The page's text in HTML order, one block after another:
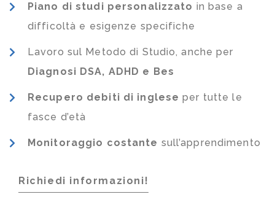
Piano di studi personalizzato in base a
difficoltà e esigenze specifiche
Lavoro sul Metodo di Studio, anche per
Diagnosi DSA, ADHD e Bes
Recupero debiti di inglese per tutte le
fasce d’età
Monitoraggio costante sull’apprendimento
Richiedi informazioni!